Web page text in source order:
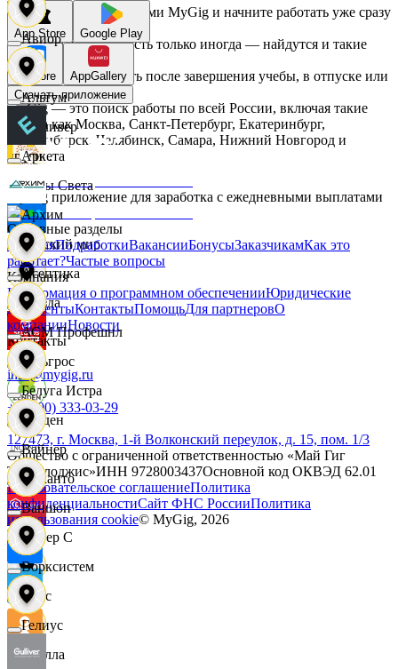
Ворксистем
Гелиус
Гулливер
Дары Света
Детский мир
Звезда
Зельгрос
Зенден
Инканто
Интер С
Вайс
Ителла
Авиор
Альтум
Аркета
Архим
Асептика
АСМ Профешнл
Белуга Истра
Вайнер
Ваншоп
Ворксистем
Гелиус
Воспользуйтесь услугами MyGig и начните работать уже сразу
после отклика.
А если нужна занятость только иногда — найдутся и такие
предложения.
Начните зарабатывать после завершения учебы, в отпуске или
в выходные.
MyGig — это поиск работы по всей России, включая такие
города как Москва, Санкт-Петербург, Екатеринбург,
Новосибирск, Челябинск, Самара, Нижний Новгород и
другие.
App Store Google Play
RuStore
AppGallery
Скачать приложение
MyGig приложение для заработка с ежедневными выплатами
Основные разделы
ГлавнаяПодработкиВакансииБонусыЗаказчикамКак это
работает?Частые вопросы
Компания
Информация о программном обеспеченииЮридические
документыКонтактыПомощьДля партнеровО
компанииНовости
Контакты
info@mygig.ru
+8 (800) 333-03-29
127473, г. Москва, 1-й Волконский переулок, д. 15, пом. 1/3
Общество с ограниченной ответственностью «Май Гиг
Технолоджис»ИНН 9728003437Основной код ОКВЭД 62.01
Пользовательское соглашениеПолитика
конфиденциальностиСайт ФНС РоссииПолитика
использования cookie© MyGig, 2026